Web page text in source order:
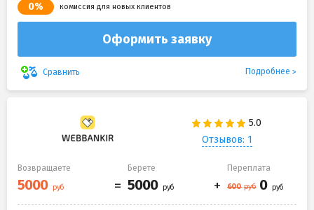
0% комиссия для новых клиентов
Оформить заявку
Сравнить Подробнее
Отзывов: 1
Возвращаете Берете Переплата